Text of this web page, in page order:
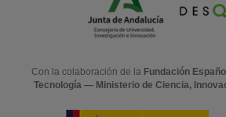
Con la colaboración de la Fundación
Tecnología — Ministerio de Ciencia,